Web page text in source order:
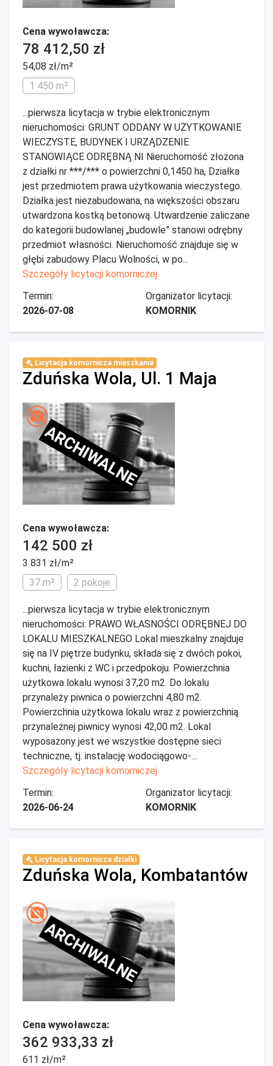
Cena wywoławcza:
78 412,50 zł
54,08 zł/m²
1 450 m²
...pierwsza licytacja w trybie elektronicznym
nieruchomości: GRUNT ODDANY W UŻYTKOWANIE
WIECZYSTE, BUDYNEK I URZĄDZENIE
STANOWIĄCE ODRĘBNĄ NI Nieruchomość złożona
z działki nr ***/*** o powierzchni 0,1450 ha, Działka
jest przedmiotem prawa użytkowania wieczystego.
Działka jest niezabudowana, na większości obszaru
utwardzona kostką betonową. Utwardzenie zaliczane
do kategorii budowlanej „budowle” stanowi odrębny
przedmiot własności. Nieruchomość znajduje się w
głębi zabudowy Placu Wolności, w po...
Szczegóły licytacji komorniczej
Termin:
2026-07-08
Organizator licytacji:
KOMORNIK
Licytacja komornicza mieszkania
Zduńska Wola, Ul. 1 Maja
ARCHIWALNE
Cena wywoławcza:
142 500 zł
3 831 zł/m²
37 m²
2 pokoje
...pierwsza licytacja w trybie elektronicznym
nieruchomości: PRAWO WŁASNOŚCI ODRĘBNEJ DO
LOKALU MIESZKALNEGO Lokal mieszkalny znajduje
się na IV piętrze budynku, składa się z dwóch pokoi,
kuchni, łazienki z WC i przedpokoju. Powierzchnia
użytkowa lokalu wynosi 37,20 m2. Do lokalu
przynależy piwnica o powierzchni 4,80 m2.
Powierzchnia użytkowa lokalu wraz z powierzchnią
przynależnej piwnicy wynosi 42,00 m2. Lokal
wyposażony jest we wszystkie dostępne sieci
techniczne, tj. instalację wodociągowo-...
Szczegóły licytacji komorniczej
Termin:
2026-06-24
Organizator licytacji:
KOMORNIK
Licytacja komornicza działki
Zduńska Wola, Kombatantów
ARCHIWALNE
Cena wywoławcza:
362 933,33 zł
611 zł/m²